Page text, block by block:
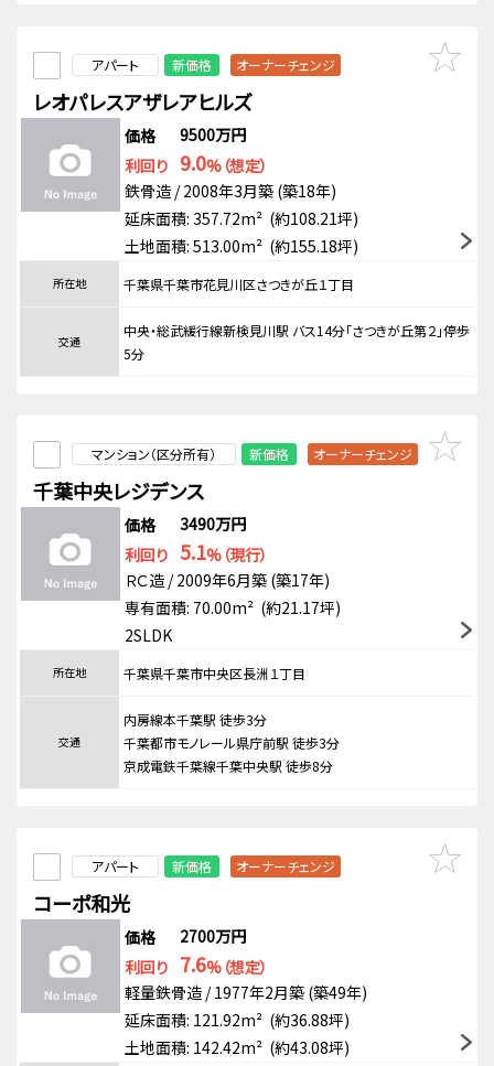
アパート 新価格 オーナーチェンジ
レオパレスアザレアヒルズ
価格
9500万円
利回り 9.0%（想定）
鉄骨造 / 2008年3月築 (築18年)
延床面積: 357.72m² (約108.21坪)
土地面積: 513.00m² (約155.18坪)
所在地 千葉県千葉市花見川区さつきが丘１丁目
交通
中央・総武緩行線新検見川駅 バス14分「さつきが丘第２」停歩
5分
マンション（区分所有） 新価格 オーナーチェンジ
千葉中央レジデンス
価格
3490万円
利回り 5.1%（現行）
ＲＣ造 / 2009年6月築 (築17年)
専有面積: 70.00m² (約21.17坪)
2SLDK
所在地 千葉県千葉市中央区長洲１丁目
交通
内房線本千葉駅 徒歩3分
千葉都市モノレール県庁前駅 徒歩3分
京成電鉄千葉線千葉中央駅 徒歩8分
アパート 新価格 オーナーチェンジ
コーポ和光
価格
2700万円
利回り 7.6%（想定）
軽量鉄骨造 / 1977年2月築 (築49年)
延床面積: 121.92m² (約36.88坪)
土地面積: 142.42m² (約43.08坪)